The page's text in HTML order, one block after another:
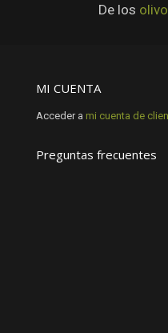
De los
MI CUENTA
Acceder a mi cuenta de
Preguntas frecuentes